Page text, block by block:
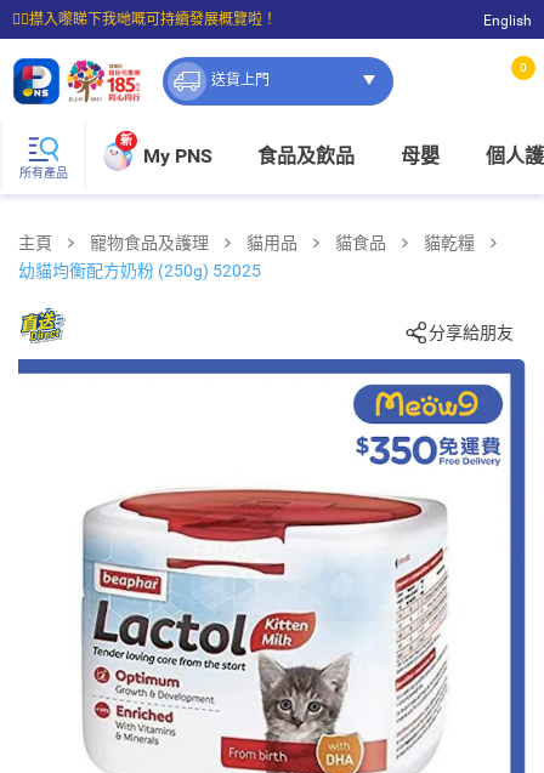
☝🏼㩒入嚟睇下我哋嘅可持續發展概覽啦！
⭐購物滿$399即享免費送貨；滿$100即可免費店取。
English
送貨上門
0
所有產品
新
My PNS 食品及飲品 母嬰 個人
主頁 寵物食品及護理 貓用品 貓食品
貓乾糧
幼貓均衡配方奶粉 (250g) 52025
分享給朋友